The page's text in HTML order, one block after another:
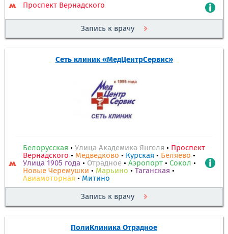
Проспект Вернадского
Запись к врачу
Сеть клиник «МедЦентрСервис»
Белорусская • Улица Академика Янгеля • Проспект
Вернадского • Медведково • Курская • Беляево •
Улица 1905 года • Отрадное • Аэропорт • Сокол •
Новые Черемушки • Марьино • Таганская •
Авиамоторная • Митино
Запись к врачу
ПолиКлиника Отрадное